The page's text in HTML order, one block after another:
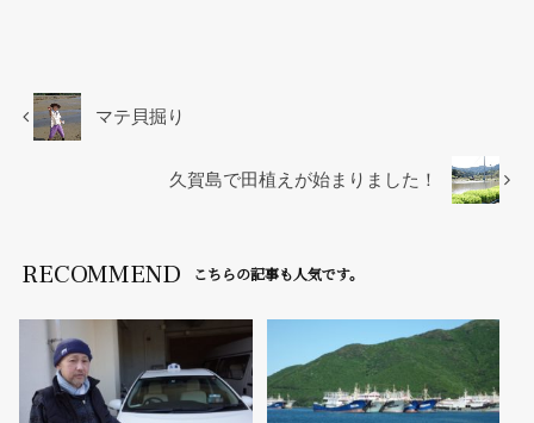
b
o
マテ貝掘り
久賀島で田植えが始まりました！
RECOMMEND こちらの記事も人気です。